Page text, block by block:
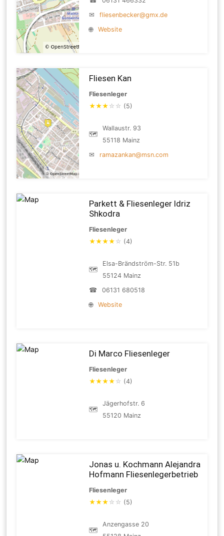
✉
fliesenbecker@gmx.de
🌐
Website
Fliesen Kan
Fliesenleger
★★★ ☆ ☆ (5)
🗺
Wallaustr. 93
55118 Mainz
✉
ramazankan@msn.com
Parkett & Fliesenleger Idriz
Shkodra
Fliesenleger
★★★★ ☆ (4)
🗺
Elsa-Brändström-Str. 51b
55124 Mainz
☎
06131 680518
🌐
Website
Di Marco Fliesenleger
Fliesenleger
★★★★ ☆ (4)
🗺
Jägerhofstr. 6
55120 Mainz
Jonas u. Kochmann Alejandra
Hofmann Fliesenlegerbetrieb
Fliesenleger
★★★ ☆ ☆ (5)
🗺
Anzengasse 20